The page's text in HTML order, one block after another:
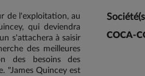
de l'exploitation, au
qui deviendra
s'attachera à saisir
des meilleures
des besoins des
"James Quincey est
COCA-